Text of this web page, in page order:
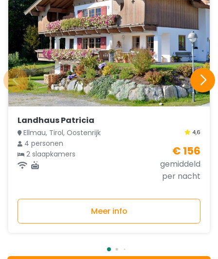
Landhaus Patricia
Ellmau, Tirol, Oostenrijk 4,6
4 personen
2 slaapkamers
€ 156
gemiddeld
per nacht
Meer info